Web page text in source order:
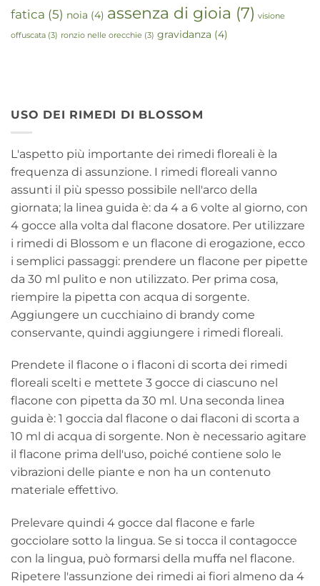
fatica (5) noia (4) assenza di gioia (7) visione
offuscata (3) ronzio nelle orecchie (3) gravidanza (4)
USO DEI RIMEDI DI BLOSSOM
L'aspetto più importante dei rimedi floreali è la
frequenza di assunzione. I rimedi floreali vanno
assunti il più spesso possibile nell'arco della
giornata; la linea guida è: da 4 a 6 volte al giorno, con
4 gocce alla volta dal flacone dosatore. Per utilizzare
i rimedi di Blossom e un flacone di erogazione, ecco
i semplici passaggi: prendere un flacone per pipette
da 30 ml pulito e non utilizzato. Per prima cosa,
riempire la pipetta con acqua di sorgente.
Aggiungere un cucchiaino di brandy come
conservante, quindi aggiungere i rimedi floreali.
Prendete il flacone o i flaconi di scorta dei rimedi
floreali scelti e mettete 3 gocce di ciascuno nel
flacone con pipetta da 30 ml. Una seconda linea
guida è: 1 goccia dal flacone o dai flaconi di scorta a
10 ml di acqua di sorgente. Non è necessario agitare
il flacone prima dell'uso, poiché contiene solo le
vibrazioni delle piante e non ha un contenuto
materiale effettivo.
Prelevare quindi 4 gocce dal flacone e farle
gocciolare sotto la lingua. Se si tocca il contagocce
con la lingua, può formarsi della muffa nel flacone.
Ripetere l'assunzione dei rimedi ai fiori almeno da 4